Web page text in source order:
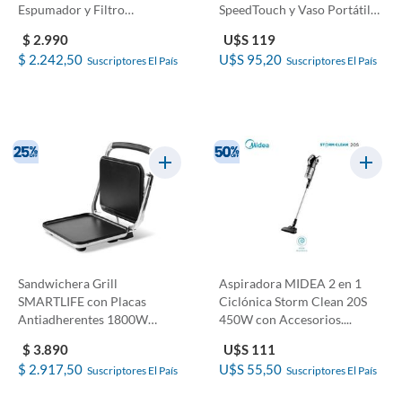
Espumador y Filtro
$ 2.990
$ 2.242,50 Suscriptores El País
SpeedTouch y Vaso Portátil
U$S 119
U$S 95,20 Suscriptores El País
Sandwichera Grill
SMARTLIFE con Placas
Antiadherentes 1800W
$ 3.890
$ 2.917,50 Suscriptores El País
Aspiradora MIDEA 2 en 1
Ciclónica Storm Clean 20S
450W con Accesorios....
U$S 111
U$S 55,50 Suscriptores El País